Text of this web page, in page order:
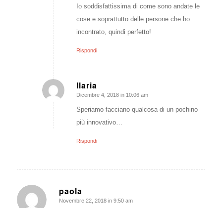
Io soddisfattissima di come sono andate le
cose e soprattutto delle persone che ho
incontrato, quindi perfetto!
Rispondi
Ilaria
dice:
Dicembre 4, 2018 in 10:06 am
Speriamo facciano qualcosa di un pochino
più innovativo…
Rispondi
paola
dice:
Novembre 22, 2018 in 9:50 am